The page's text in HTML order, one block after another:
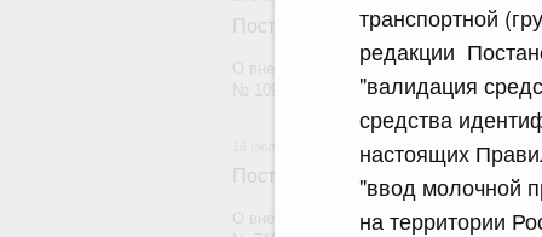
транспортной
редакции
"валидация
средства
настоящих
"ввод молочной
на территории
Постановление Правительства
О внесении изменений в постановление
Постановление Правительства
О внесении изменений в